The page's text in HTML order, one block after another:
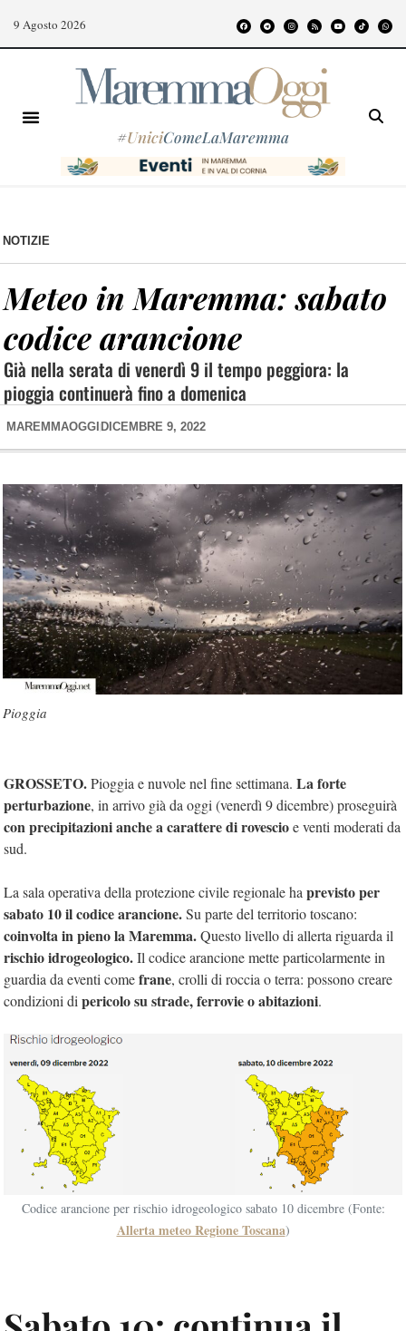
9 Agosto 2026
#UniciComeLaMaremma
NOTIZIE
Meteo in Maremma: sabato
codice arancione
Già nella serata di venerdì 9 il tempo peggiora: la
pioggia continuerà fino a domenica
MAREMMAOGGI DICEMBRE 9, 2022
Pioggia
GROSSETO.Pioggia e nuvole nel fine settimana. La forte
perturbazione, in arrivo già da oggi (venerdì 9 dicembre) proseguirà
con precipitazioni anche a carattere di rovescioe venti moderati da
sud.
La sala operativa della protezione civile regionale ha previsto per
sabato 10 il codice arancione.Su parte del territorio toscano:
coinvolta in pieno la Maremma.Questo livello di allerta riguarda il
rischio idrogeologico.Il codice arancione mette particolarmente in
guardia da eventi comefrane, crolli di roccia o terra: possono creare
condizioni di pericolo su strade, ferrovie o abitazioni.
Codice arancione per rischio idrogeologico sabato 10 dicembre (Fonte:
Allerta meteo Regione Toscana)